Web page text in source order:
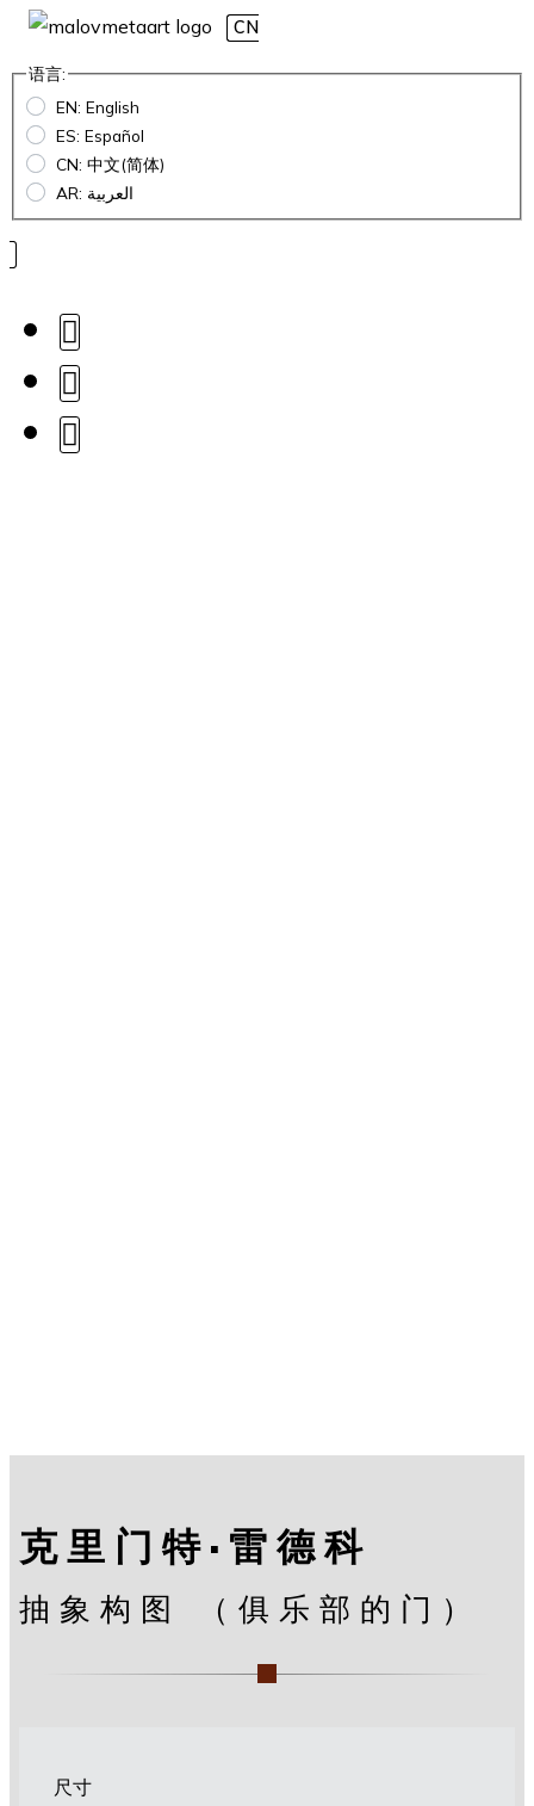
CN
语言:
EN: English
ES: Español
CN: 中文(简体)
AR: العربية
克里门特·雷德科
抽象构图 （俱乐部的门）
尺寸